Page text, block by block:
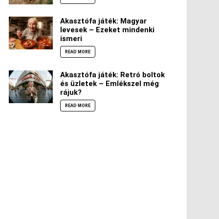
Akasztófa játék: Magyar
levesek – Ezeket mindenki
ismeri
READ MORE
Akasztófa játék: Retró boltok
és üzletek – Emlékszel még
rájuk?
READ MORE